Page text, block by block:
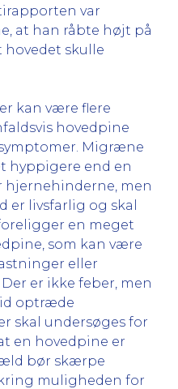
var
at han råbte højt på
skulle
kan være flere
hovedpine
Migræne
hyppigere end en
men
livsfarlig og skal
en meget
som kan være
eller
er ikke feber, men
optræde
skal undersøges for
en hovedpine er
bør skærpe
muligheden for